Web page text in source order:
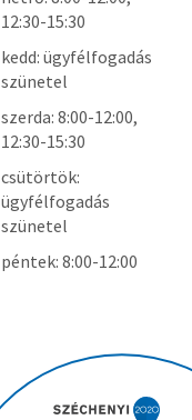
12:30-15:30
kedd: ügyfélfogadás
szünetel
szerda: 8:00-12:00,
12:30-15:30
csütörtök:
ügyfélfogadás
szünetel
péntek: 8:00-12:00